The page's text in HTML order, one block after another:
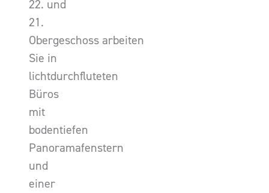
22. und
21.
Obergeschoss arbeiten
Sie in
lichtdurchfluteten
Büros
mit
bodentiefen
Panoramafenstern
und
einer